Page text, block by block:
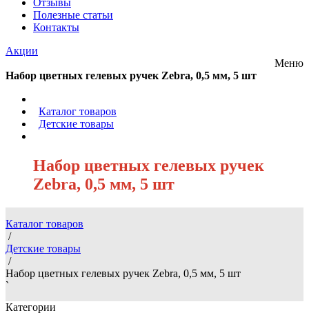
Отзывы
Полезные статьи
Контакты
Акции
Меню
Набор цветных гелевых ручек Zebra, 0,5 мм, 5 шт
Каталог товаров
Детские товары
Набор цветных гелевых ручек
Zebra, 0,5 мм, 5 шт
Каталог товаров
/
Детские товары
/
Набор цветных гелевых ручек Zebra, 0,5 мм, 5 шт
`
Категории